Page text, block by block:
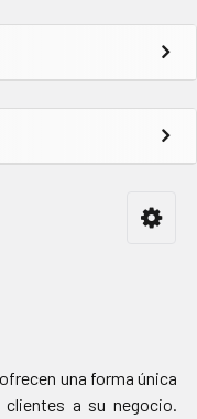
una forma única
a su negocio.